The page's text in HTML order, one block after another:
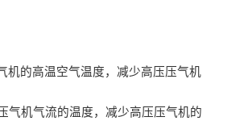
机的高温空气温度，减少高压压气机
气机气流的温度，减少高压压气机的